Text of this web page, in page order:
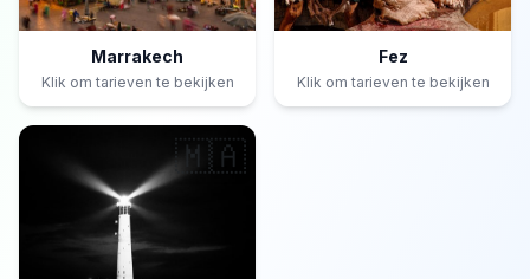
Marrakech
Klik om tarieven te bekijken
Fez
Klik om tarieven te bekijken
🇲🇦